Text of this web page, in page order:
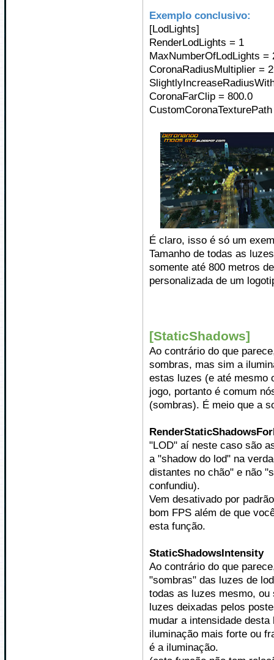
Exemplo conclusivo:
[LodLights]
RenderLodLights = 1
MaxNumberOfLodLights =
CoronaRadiusMultiplier =
CoronaFarClip = 800.0
É claro, isso é só um
Tamanho de todas as
somente até 800 metros
personalizada de um
[StaticShadows]
Ao contrário do que
sombras, mas sim a
estas luzes (e até mesmo
jogo, portanto é comum
(sombras). É meio que a
"LOD" aí neste caso são
a "shadow do lod" na
distantes no chão" e não
confundiu).
Vem desativado por
bom FPS além de que
esta função.
StaticShadowsIntensity
Ao contrário do que
"sombras" das luzes de
todas as luzes mesmo,
luzes deixadas pelos
mudar a intensidade
iluminação mais forte ou
é a iluminação.